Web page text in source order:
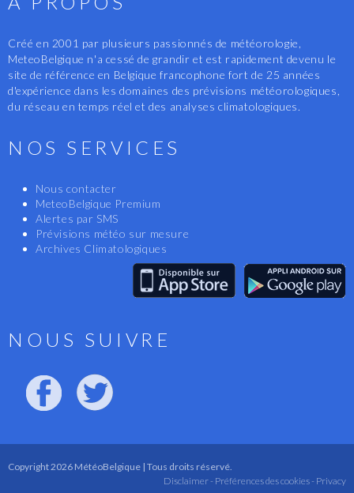
Créé en 2001 par plusieurs passionnés de météorologie,
MeteoBelgique n'a cessé de grandir et est rapidement devenu le
site de référence en Belgique francophone fort de 25 années
d'expérience dans les domaines des prévisions météorologiques,
du réseau en temps réel et des analyses climatologiques.
NOS SERVICES
Nous contacter
MeteoBelgique Premium
Alertes par SMS
Prévisions météo sur mesure
Archives Climatologiques
NOUS SUIVRE
Copyright 2026 MétéoBelgique | Tous droits réservé.
Privacy
Préférences des cookies -
Disclaimer -